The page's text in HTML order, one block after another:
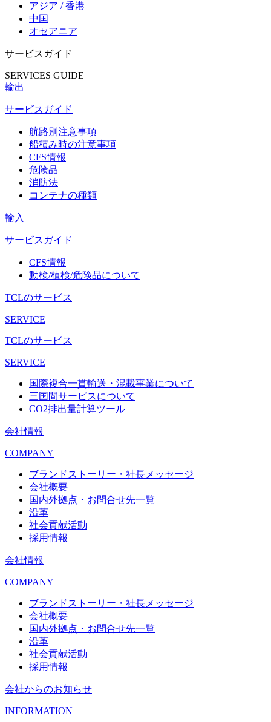
アジア / 香港
中国
オセアニア
サービスガイド
SERVICES GUIDE
輸出
サービスガイド
航路別注意事項
船積み時の注意事項
CFS情報
危険品
消防法
コンテナの種類
輸入
サービスガイド
CFS情報
動検/植検/危険品について
TCLのサービス
SERVICE
TCLのサービス
SERVICE
国際複合一貫輸送・混載事業について
三国間サービスについて
CO2排出量計算ツール
会社情報
COMPANY
ブランドストーリー・社長メッセージ
会社概要
国内外拠点・お問合せ先一覧
沿革
社会貢献活動
採用情報
会社情報
COMPANY
ブランドストーリー・社長メッセージ
会社概要
国内外拠点・お問合せ先一覧
沿革
社会貢献活動
採用情報
会社からのお知らせ
INFORMATION